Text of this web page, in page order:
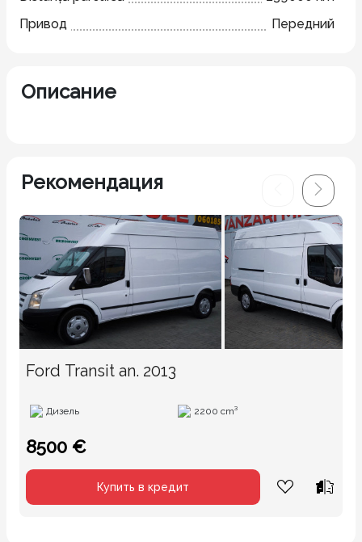
Привод
Передний
Описание
Рекомендация
Ford Transit an. 2013
Дизель 2200 cm³
8500 €
Купить в кредит